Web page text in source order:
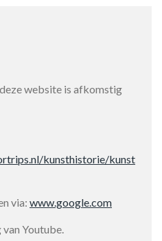
website is afkomstig
kunsthistorie/kunst
via: www.google.com
Youtube.